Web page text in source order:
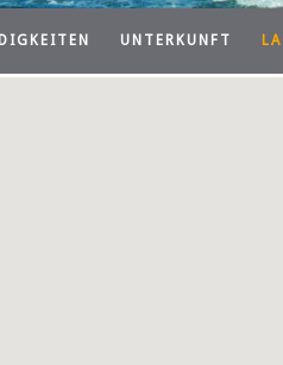
UNTERKUNFT